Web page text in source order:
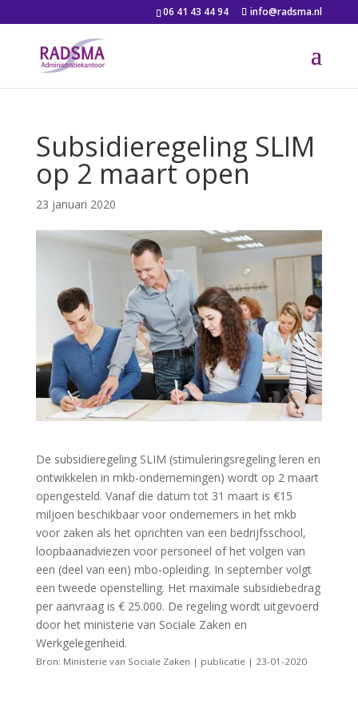
06 41 43 44 94 info@radsma.nl
Subsidieregeling SLIM
op 2 maart open
23 januari 2020
De subsidieregeling SLIM (stimuleringsregeling leren en
ontwikkelen in mkb-ondernemingen) wordt op 2 maart
opengesteld. Vanaf die datum tot 31 maart is €15
miljoen beschikbaar voor ondernemers in het mkb
voor zaken als het oprichten van een bedrijfsschool,
loopbaanadviezen voor personeel of het volgen van
een (deel van een) mbo-opleiding. In september volgt
een tweede openstelling. Het maximale subsidiebedrag
per aanvraag is € 25.000. De regeling wordt uitgevoerd
door het ministerie van Sociale Zaken en
Werkgelegenheid.
Bron: Ministerie van Sociale Zaken | publicatie | 23-01-2020